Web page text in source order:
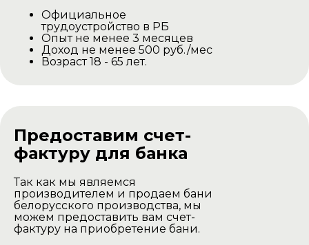
Официальное
трудоустройство в РБ
Опыт не менее 3 месяцев
Доход не менее 500 руб./мес
Возраст 18 - 65 лет.
Предоставим счет-
фактуру для банка
Так как мы являемся
производителем и продаем бани
белорусского производства, мы
можем предоставить вам счет-
фактуру на приобретение бани.